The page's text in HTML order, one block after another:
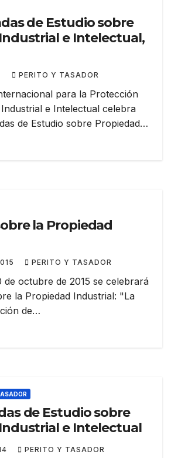
de Estudio sobre
e Intelectual,
PERITO Y TASADOR
para la Protección
e Intelectual celebra
de Estudio sobre Propiedad…
la Propiedad
PERITO Y TASADOR
de octubre de 2015 se celebrará
la Propiedad Industrial: "La
de…
de Estudio sobre
e Intelectual
PERITO Y TASADOR